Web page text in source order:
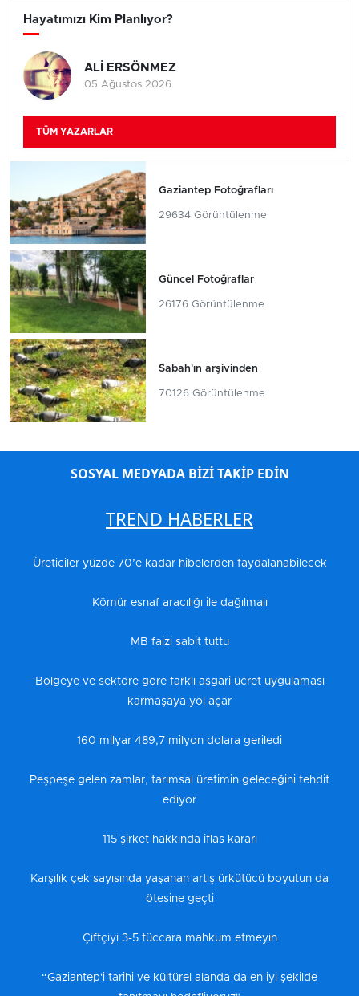
Hayatımızı Kim Planlıyor?
ALİ ERSÖNMEZ
05 Ağustos 2026
TÜM YAZARLAR
Gaziantep Fotoğrafları
29634 Görüntülenme
Güncel Fotoğraflar
26176 Görüntülenme
Sabah'ın arşivinden
70126 Görüntülenme
SOSYAL MEDYADA BİZİ TAKİP EDİN
TREND HABERLER
Üreticiler yüzde 70’e kadar hibelerden faydalanabilecek
Kömür esnaf aracılığı ile dağılmalı
MB faizi sabit tuttu
Bölgeye ve sektöre göre farklı asgari ücret uygulaması
karmaşaya yol açar
160 milyar 489,7 milyon dolara geriledi
Peşpeşe gelen zamlar, tarımsal üretimin geleceğini tehdit
ediyor
115 şirket hakkında iflas kararı
Karşılık çek sayısında yaşanan artış ürkütücü boyutun da
ötesine geçti
Çiftçiyi 3-5 tüccara mahkum etmeyin
“Gaziantep'i tarihi ve kültürel alanda da en iyi şekilde